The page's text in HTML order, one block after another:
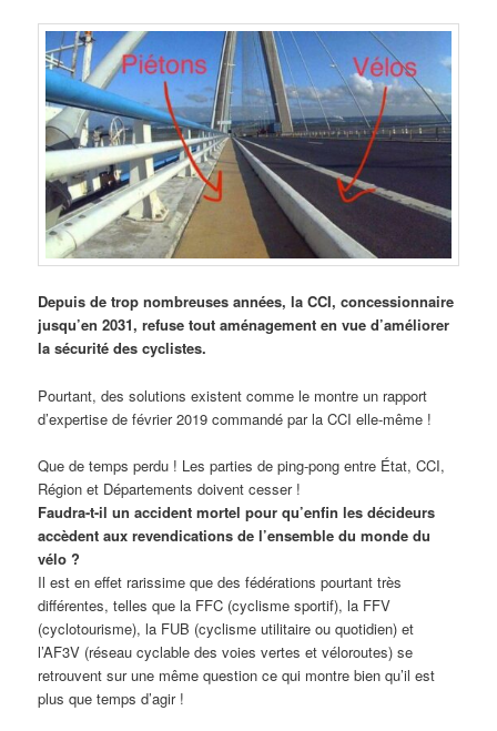
Depuis de trop nombreuses années, la CCI, concessionnaire
jusqu’en 2031, refuse tout aménagement en vue d’améliorer
la sécurité des cyclistes.
Pourtant, des solutions existent comme le montre un rapport
d’expertise de février 2019 commandé par la CCI elle-même !
Que de temps perdu ! Les parties de ping-pong entre État, CCI,
Région et Départements doivent cesser !
Faudra-t-il un accident mortel pour qu’enfin les décideurs
accèdent aux revendications de l’ensemble du monde du
vélo ?
Il est en effet rarissime que des fédérations pourtant très
différentes, telles que la FFC (cyclisme sportif), la FFV
(cyclotourisme), la FUB (cyclisme utilitaire ou quotidien) et
l’AF3V (réseau cyclable des voies vertes et véloroutes) se
retrouvent sur une même question ce qui montre bien qu’il est
plus que temps d’agir !